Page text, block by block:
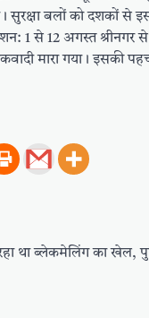
सुरक्षा बलों को दशकों
1 से 12 अगस्त
मारा गया। इसकी
था ब्लेकमेलिंग का खेल,